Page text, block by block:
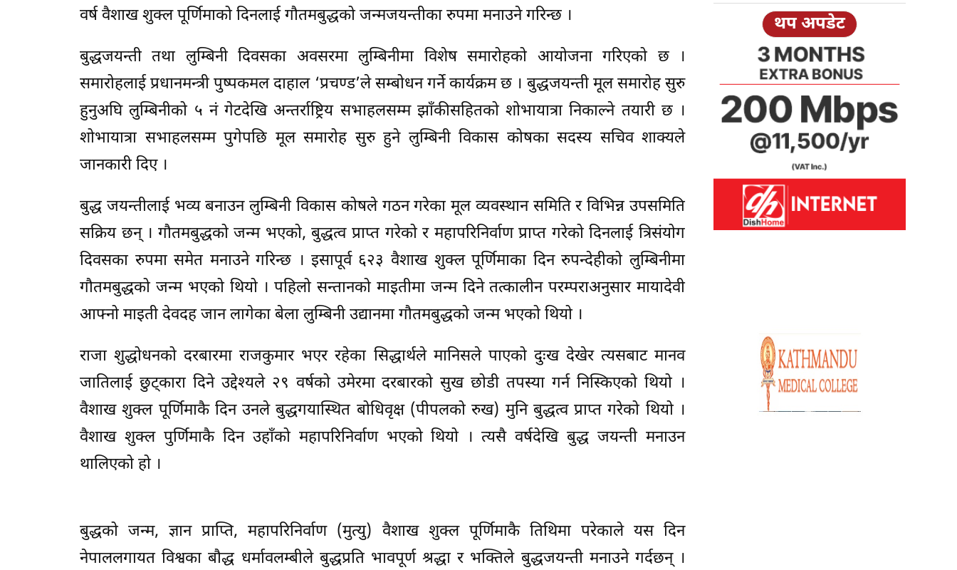
वर्ष वैशाख शुक्ल पूर्णिमाको दिनलाई गौतमबुद्धको जन्मजयन्तीका रुपमा मनाउने गरिन्छ ।
बुद्धजयन्ती तथा लुम्बिनी दिवसका अवसरमा लुम्बिनीमा विशेष समारोहको आयोजना गरिएको छ ।
समारोहलाई प्रधानमन्त्री पुष्पकमल दाहाल ‘प्रचण्ड’ले सम्बोधन गर्ने कार्यक्रम छ । बुद्धजयन्ती मूल समारोह सुरु
हुनुअघि लुम्बिनीको ५ नं गेटदेखि अन्तर्राष्ट्रिय सभाहलसम्म झाँकीसहितको शोभायात्रा निकाल्ने तयारी छ ।
शोभायात्रा सभाहलसम्म पुगेपछि मूल समारोह सुरु हुने लुम्बिनी विकास कोषका सदस्य सचिव शाक्यले
जानकारी दिए ।
बुद्ध जयन्तीलाई भव्य बनाउन लुम्बिनी विकास कोषले गठन गरेका मूल व्यवस्थान समिति र विभिन्न उपसमिति
सक्रिय छन् । गौतमबुद्धको जन्म भएको, बुद्धत्व प्राप्त गरेको र महापरिनिर्वाण प्राप्त गरेको दिनलाई त्रिसंयोग
दिवसका रुपमा समेत मनाउने गरिन्छ । इसापूर्व ६२३ वैशाख शुक्ल पूर्णिमाका दिन रुपन्देहीको लुम्बिनीमा
गौतमबुद्धको जन्म भएको थियो । पहिलो सन्तानको माइतीमा जन्म दिने तत्कालीन परम्पराअनुसार मायादेवी
आफ्नो माइती देवदह जान लागेका बेला लुम्बिनी उद्यानमा गौतमबुद्धको जन्म भएको थियो ।
राजा शुद्धोधनको दरबारमा राजकुमार भएर रहेका सिद्धार्थले मानिसले पाएको दुःख देखेर त्यसबाट मानव
जातिलाई छुट्कारा दिने उद्देश्यले २९ वर्षको उमेरमा दरबारको सुख छोडी तपस्या गर्न निस्किएको थियो ।
वैशाख शुक्ल पूर्णिमाकै दिन उनले बुद्धगयास्थित बोधिवृक्ष (पीपलको रुख) मुनि बुद्धत्व प्राप्त गरेको थियो ।
वैशाख शुक्ल पुर्णिमाकै दिन उहाँको महापरिनिर्वाण भएको थियो । त्यसै वर्षदेखि बुद्ध जयन्ती मनाउन
थालिएको हो ।
बुद्धको जन्म, ज्ञान प्राप्ति, महापरिनिर्वाण (मुत्यु) वैशाख शुक्ल पूर्णिमाकै तिथिमा परेकाले यस दिन
नेपाललगायत विश्वका बौद्ध धर्मावलम्बीले बुद्धप्रति भावपूर्ण श्रद्धा र भक्तिले बुद्धजयन्ती मनाउने गर्दछन् ।
थप अपडेट